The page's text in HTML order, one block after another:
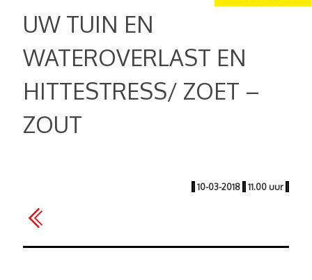
UW TUIN EN
WATEROVERLAST EN
HITTESTRESS/ ZOET –
ZOUT
| 10-03-2018 | 11.00 uur |